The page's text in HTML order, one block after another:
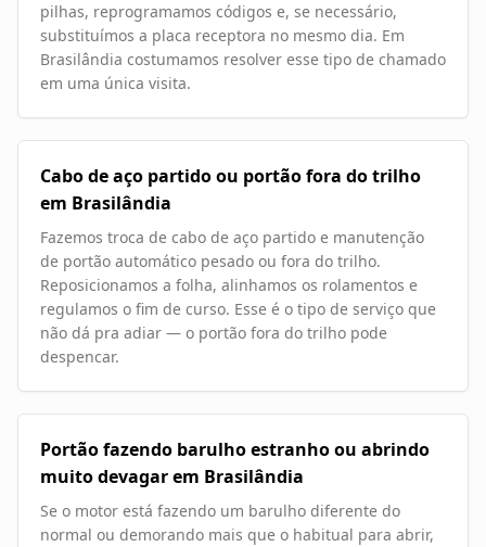
pilhas, reprogramamos códigos e, se necessário,
substituímos a placa receptora no mesmo dia. Em
Brasilândia costumamos resolver esse tipo de chamado
em uma única visita.
Cabo de aço partido ou portão fora do trilho
em Brasilândia
Fazemos troca de cabo de aço partido e manutenção
de portão automático pesado ou fora do trilho.
Reposicionamos a folha, alinhamos os rolamentos e
regulamos o fim de curso. Esse é o tipo de serviço que
não dá pra adiar — o portão fora do trilho pode
despencar.
Portão fazendo barulho estranho ou abrindo
muito devagar em Brasilândia
Se o motor está fazendo um barulho diferente do
normal ou demorando mais que o habitual para abrir,